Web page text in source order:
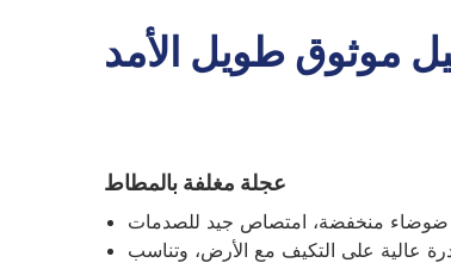
موثوق طويل الأمد
عجلة مغلفة بالمطاط
ضوضاء منخفضة، امتصاص جيد للصدمات
عالية على التكيف مع الأرض، وتناسب